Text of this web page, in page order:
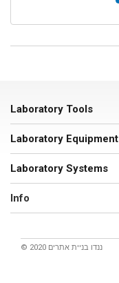
Laboratory Tools
Laboratory Equipment
© 2020 ננדו בניית אתרים
Laboratory Systems
Info